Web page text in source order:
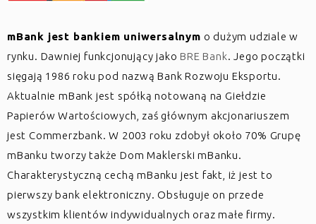
mBank jest bankiem uniwersalnym o dużym udziale w
rynku. Dawniej funkcjonujący jako BRE Bank. Jego początki
sięgają 1986 roku pod nazwą Bank Rozwoju Eksportu.
Aktualnie mBank jest spółką notowaną na Giełdzie
Papierów Wartościowych, zaś głównym akcjonariuszem
jest Commerzbank. W 2003 roku zdobył około 70% Grupę
mBanku tworzy także Dom Maklerski mBanku.
Charakterystyczną cechą mBanku jest fakt, iż jest to
pierwszy bank elektroniczny. Obsługuje on przede
wszystkim klientów indywidualnych oraz małe firmy.